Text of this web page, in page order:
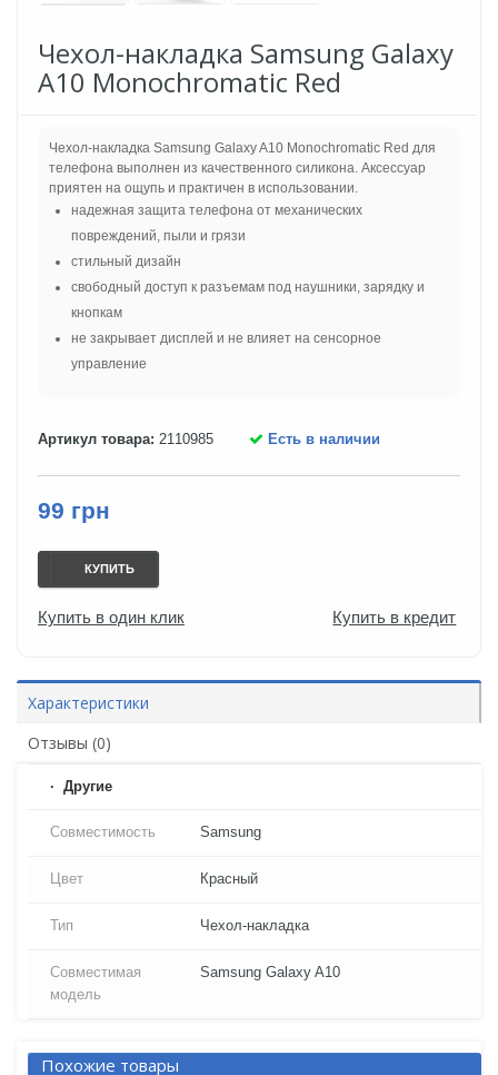
Чехол-накладка Samsung Galaxy
A10 Monochromatic Red
Чехол-накладка Samsung Galaxy A10 Monochromatic Red для
телефона выполнен из качественного силикона. Аксессуар
приятен на ощупь и практичен в использовании.
надежная защита телефона от механических
повреждений, пыли и грязи
стильный дизайн
свободный доступ к разъемам под наушники, зарядку и
кнопкам
не закрывает дисплей и не влияет на сенсорное
управление
Артикул товара: 2110985 Есть в наличии
99 грн
КУПИТЬ
Купить в один клик Купить в кредит
Характеристики
Отзывы (0)
Другие
Совместимость Samsung
Цвет Красный
Тип Чехол-накладка
Совместимая
модель
Samsung Galaxy A10
Похожие товары